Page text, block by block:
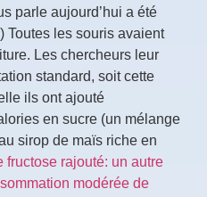
parle aujourd’hui a été
Toutes les souris avaient
Les chercheurs leur
standard, soit cette
ils ont ajouté
en sucre (un mélange
sirop de maïs riche en
fructose rajouté: un autre
modérée de